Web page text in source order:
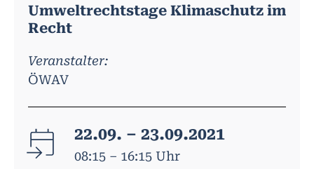
Umweltrechtstage Klimaschutz im
Recht
Veranstalter:
ÖWAV
22.09. – 23.09.2021
08:15 – 16:15 Uhr